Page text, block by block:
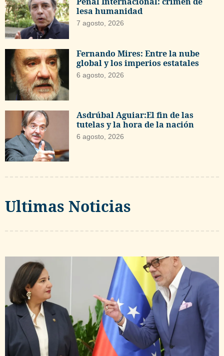
lesa humanidad
7 agosto, 2026
Fernando Mires: Entre la nube
global y los imperios estatales
6 agosto, 2026
Asdrúbal Aguiar:El fin de las
tutelas y la hora de la nación
6 agosto, 2026
Ultimas Noticias